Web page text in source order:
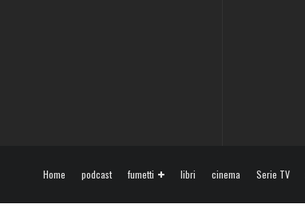
Home podcast fumetti libri cinema Serie TV